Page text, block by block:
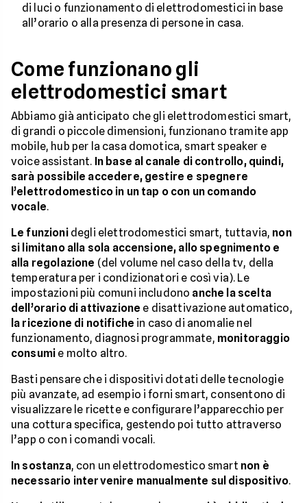
di luci o funzionamento di elettrodomestici in base
all’orario o alla presenza di persone in casa.
Come funzionano gli
elettrodomestici smart
Abbiamo già anticipato che gli elettrodomestici smart,
di grandi o piccole dimensioni, funzionano tramite app
mobile, hub per la casa domotica, smart speaker e
voice assistant. In base al canale di controllo, quindi,
sarà possibile accedere, gestire e spegnere
l’elettrodomestico in un tap o con un comando
vocale.
Le funzionidegli elettrodomestici smart, tuttavia, non
si limitano alla sola accensione, allo spegnimento e
alla regolazione (del volume nel caso della tv, della
temperatura per i condizionatori e così via). Le
impostazioni più comuni includono anche la scelta
dell’orario di attivazione e disattivazione automatico,
la ricezione di notifiche in caso di anomalie nel
funzionamento, diagnosi programmate, monitoraggio
consumi e molto altro.
Basti pensare che i dispositivi dotati delle tecnologie
più avanzate, ad esempio i forni smart, consentono di
visualizzare le ricette e configurare l’apparecchio per
una cottura specifica, gestendo poi tutto attraverso
l’app o con i comandi vocali.
In sostanza, con un elettrodomestico smart non è
necessario intervenire manualmente sul dispositivo.